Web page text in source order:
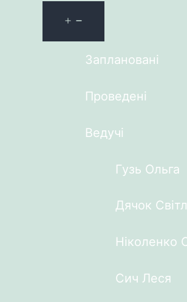
Заплановані
Проведені
Ведучі
Гузь Ольга
Дячок
Ніколенко
Сич Леся